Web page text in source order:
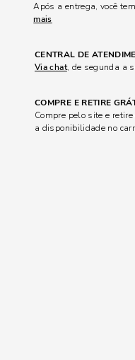
Após a entrega, você
mais
CENTRAL DE
Via chat, de segunda a
COMPRE E RETIRE
Compre pelo site e
a disponibilidade no